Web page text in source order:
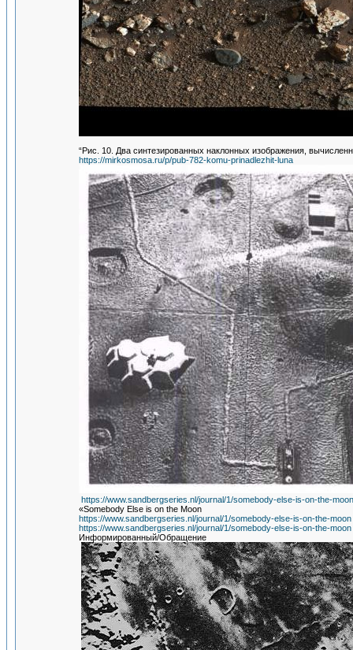
“Рис. 10. Два синтезированных наклонных изображения,
https://mirkosmosa.ru/p/pub-782-komu-prinadlezhit-luna
https://www.sandbergseries.nl/journal/1/somebody-else-is-on-the-moon
«Somebody Else is on the Moon
https://www.sandbergseries.nl/journal/1/somebody-else-is-on-the-moon
https://www.sandbergseries.nl/journal/1/somebody-else-is-on-the-moon
Информированный/Обращение